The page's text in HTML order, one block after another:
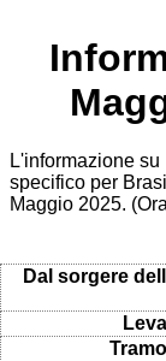
L'informazione
specifico per
Maggio 2025.
Dal sorgere